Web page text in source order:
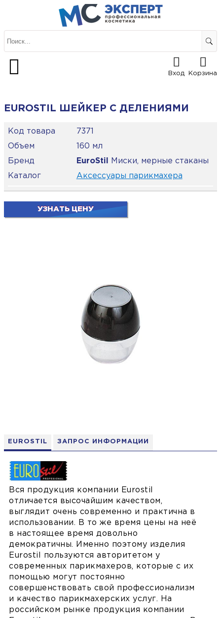
Вход Корзина
EUROSTIL ЗАПРОС ИНФОРМАЦИИ
Вся продукция компании Eurostil
отличается высочайшим качеством,
выглядит очень современно и практична в
использовании. В то же время цены на неё
в настоящее время довольно
демократичны. Именно поэтому изделия
Eurostil пользуются авторитетом у
современных парикмахеров, которые с их
помощью могут постоянно
совершенствовать свой профессионализм
и качество парикмахерских услуг. На
российском рынке продукция компании
EUROSTIL ШЕЙКЕР С ДЕЛЕНИЯМИ
Код товара
7371
Объем
160 мл
Бренд
EuroStil
Миски, мерные стаканы
Каталог
Аксессуары парикмахера
УЗНАТЬ ЦЕНУ